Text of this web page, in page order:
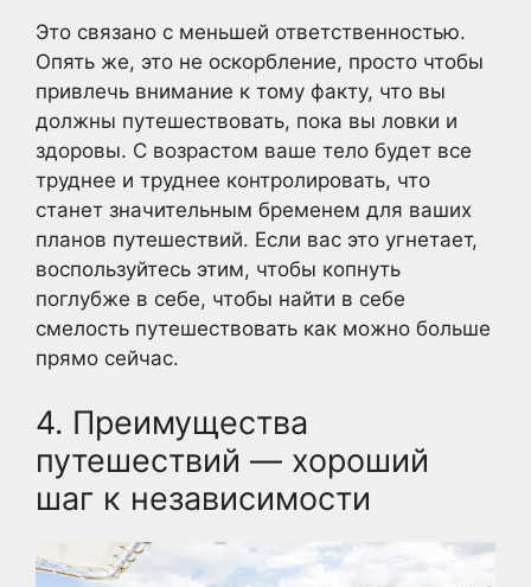
Это связано с меньшей ответственностью.
Опять же, это не оскорбление, просто чтобы
привлечь внимание к тому факту, что вы
должны путешествовать, пока вы ловки и
здоровы. С возрастом ваше тело будет все
труднее и труднее контролировать, что
станет значительным бременем для ваших
планов путешествий. Если вас это угнетает,
воспользуйтесь этим, чтобы копнуть
поглубже в себе, чтобы найти в себе
смелость путешествовать как можно больше
прямо сейчас.
4. Преимущества
путешествий — хороший
шаг к независимости